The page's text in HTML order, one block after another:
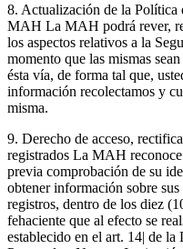
8. Actualización de la Política
MAH La MAH podrá rever,
los aspectos relativos a la
momento que las mismas
ésta vía, de forma tal que,
información recolectamos y
misma.
9. Derecho de acceso,
registrados La MAH
previa comprobación de su
obtener información sobre
registros, dentro de los diez
fehaciente que al efecto se
establecido en el art. 14| de